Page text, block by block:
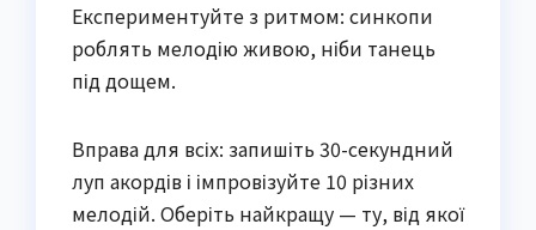
Експериментуйте з ритмом: синкопи
роблять мелодію живою, ніби танець
під дощем.
Вправа для всіх: запишіть 30-секундний
луп акордів і імпровізуйте 10 різних
мелодій. Оберіть найкращу — ту, від якої